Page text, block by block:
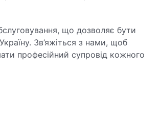
що дозволяє бути
Зв’яжіться з нами, щоб
професійний супровід кожного